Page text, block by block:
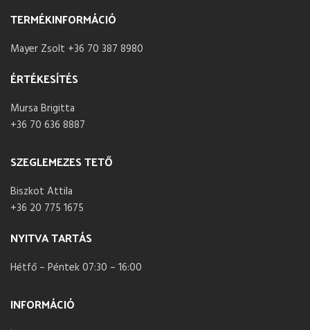
TERMÉKINFORMÁCIÓ
Mayer Zsolt +36 70 387 8980
ÉRTÉKESÍTÉS
Mursa Brigitta
+36 70 636 8887
SZEGLEMEZES TETŐ
Biszkot Attila
+36 20 775 1675
NYITVA TARTÁS
Hétfő – Péntek 07:30 – 16:00
INFORMÁCIÓ